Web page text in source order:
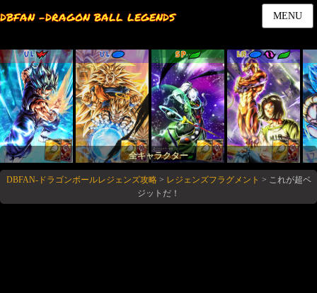
DBFAN -DRAGON BALL LEGENDS MENU
UL UL SP LR
全キャラクター
DBFAN-ドラゴンボールレジェンズ攻略> レジェンズフラグメント > これが超ベ
ジットだ！